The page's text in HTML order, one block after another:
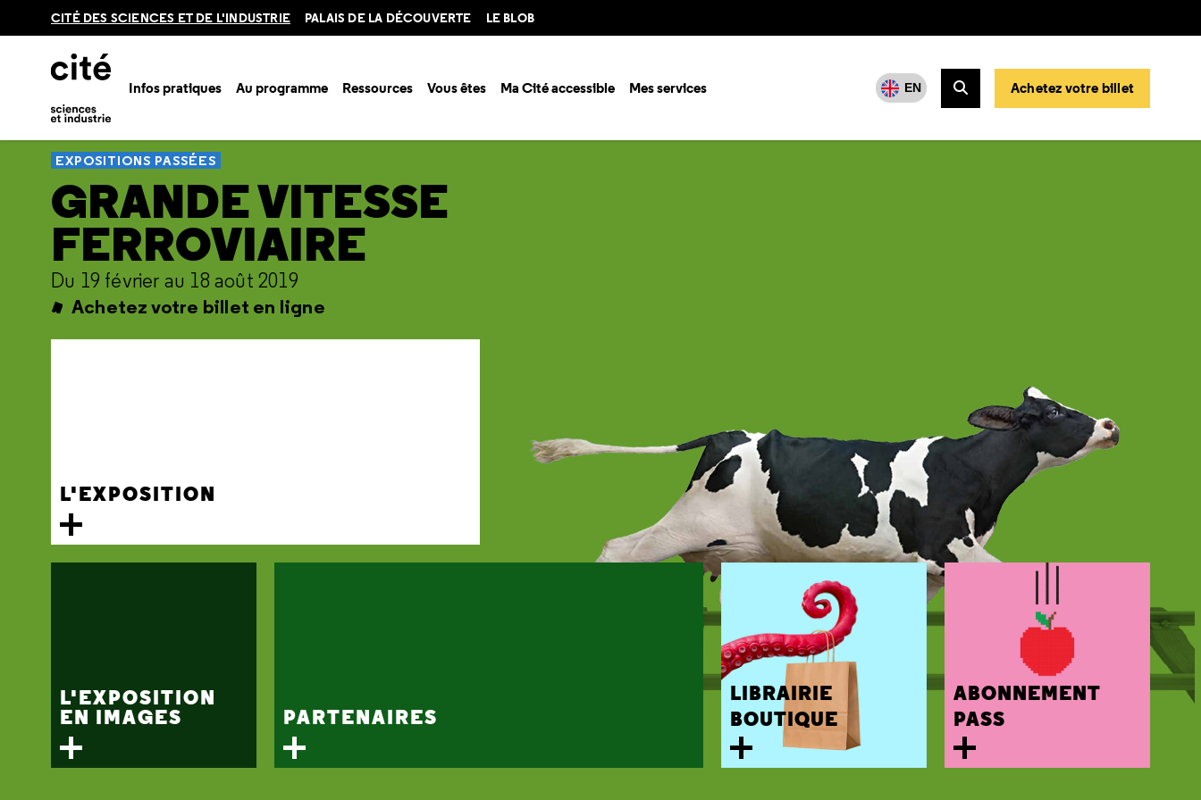
CITÉ DES SCIENCES ET DE L'INDUSTRIE PALAIS DE LA DÉCOUVERTE LE BLOB
Infos pratiques Au programme Ressources Vous êtes Ma Cité accessible Mes services EN
Rechercher
Achetez votre billet
Accueil Ressources
EXPOSITIONS PASSÉES
GRANDE VITESSE
FERROVIAIRE
Du 19 février au 18 août 2019
Achetez votre billet en ligne
L'EXPOSITION
L'EXPOSITION
EN IMAGES PARTENAIRES
LIBRAIRIE
BOUTIQUE
ABONNEMENT
PASS